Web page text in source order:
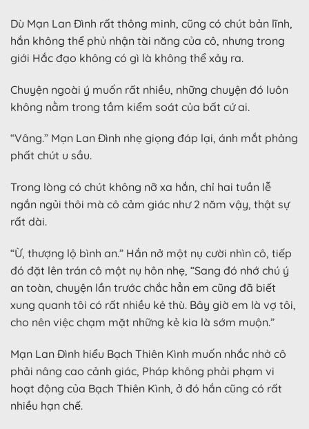
Dù Mạn Lan Đình rất thông minh, cũng có chút bản lĩnh,
hắn không thể phủ nhận tài năng của cô, nhưng trong
giới Hắc đạo không có gì là không thể xảy ra.
Chuyện ngoài ý muốn rất nhiều, những chuyện đó luôn
không nằm trong tầm kiểm soát của bất cứ ai.
“Vâng.” Mạn Lan Đình nhẹ giọng đáp lại, ánh mắt phảng
phất chút u sầu.
Trong lòng có chút không nỡ xa hắn, chỉ hai tuần lễ
ngắn ngủi thôi mà cô cảm giác như 2 năm vậy, thật sự
rất dài.
“Ừ, thượng lộ bình an.” Hắn nở một nụ cười nhìn cô, tiếp
đó đặt lên trán cô một nụ hôn nhẹ, “Sang đó nhớ chú ý
an toàn, chuyện lần trước chắc hẳn em cũng đã biết
xung quanh tôi có rất nhiều kẻ thù. Bây giờ em là vợ tôi,
cho nên việc chạm mặt những kẻ kia là sớm muộn.”
Mạn Lan Đình hiểu Bạch Thiên Kình muốn nhắc nhở cô
phải nâng cao cảnh giác, Pháp không phải phạm vi
hoạt động của Bạch Thiên Kình, ở đó hắn cũng có rất
nhiều hạn chế.